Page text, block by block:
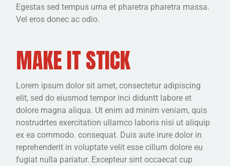
Egestas sed tempus urna et pharetra pharetra massa.
Vel eros donec ac odio.
MAKE IT STICK
Lorem ipsum dolor sit amet, consectetur adipiscing
elit, sed do eiusmod tempor inci diduntt labore et
dolore magna aliqua. Ut enim ad minim veniam, quis
nostrudrtes exercitation ullamco laboris nisi ut aliquip
ex ea commodo. consequat. Duis aute irure dolor in
reprehenderit in voluptate velit esse cillum dolore eu
fugiat nulla pariatur. Excepteur sint occaecat cup